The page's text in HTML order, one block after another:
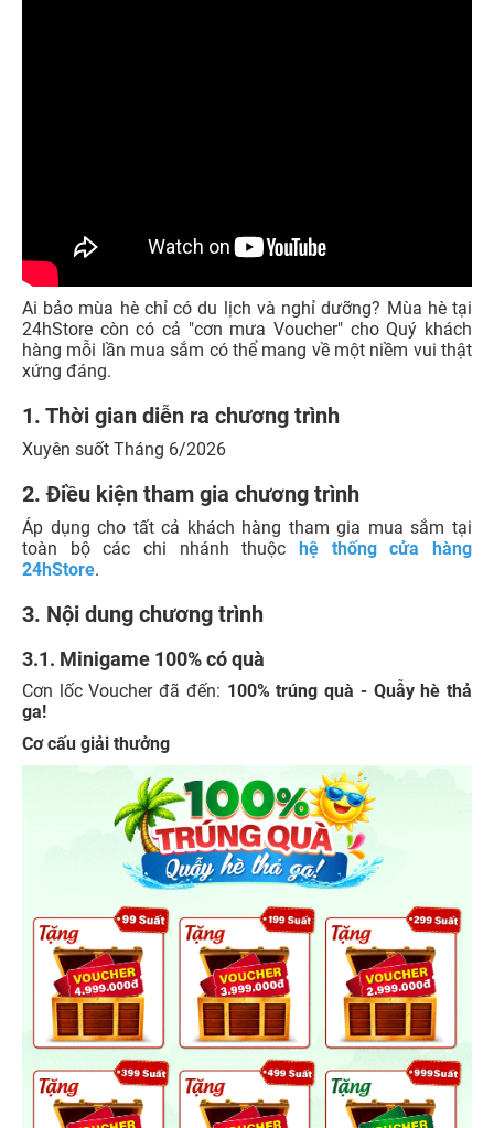
Ai bảo mùa hè chỉ có du lịch và nghỉ dưỡng? Mùa hè tại
24hStore còn có cả "cơn mưa Voucher" cho Quý khách
hàng mỗi lần mua sắm có thể mang về một niềm vui thật
xứng đáng.
1. Thời gian diễn ra chương trình
Xuyên suốt Tháng 6/2026
2. Điều kiện tham gia chương trình
Áp dụng cho tất cả khách hàng tham gia mua sắm tại
toàn bộ các chi nhánh thuộc hệ thống cửa hàng
24hStore.
3. Nội dung chương trình
3.1. Minigame 100% có quà
Cơn lốc Voucher đã đến: 100% trúng quà - Quẫy hè thả
ga!
Cơ cấu giải thưởng